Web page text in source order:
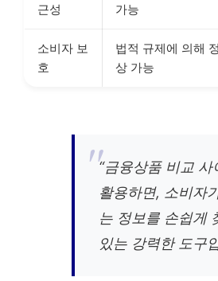
근성
가능
소비자 보
호
법적 규제에 의해
상 가능
“금융상품 비교 사
활용하면, 소비자
는 정보를 손쉽게
있는 강력한 도구